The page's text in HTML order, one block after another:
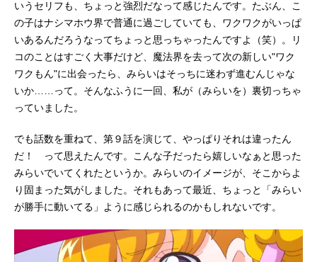
いうセリフも、ちょっと強烈だなって感じたんです。たぶん、こ
の子はナシマホウ界で普通に過ごしていても、ワクワクがいっぱ
いあるんだろうなってちょっと思っちゃったんですよ（笑）。リ
コのことはすごく大事だけど、魔法界を去って次の新しい"ワク
ワクもん"に出会ったら、みらいはそっちに迷わず進むんじゃな
いか……って。そんなふうに一回、私が（みらいを）裏切っちゃ
っていました。
でも話数を重ねて、第９話を演じて、やっぱりそれは違ったん
だ！ って思えたんです。こんな子だったら嬉しいなぁと思った
みらいでいてくれたというか。みらいのイメージが、そこからよ
り固まった気がしました。それもあって最近、ちょっと「みらい
が勝手に動いてる」ように感じられるのかもしれないです。